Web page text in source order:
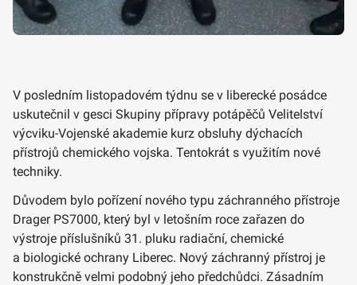
V posledním listopadovém týdnu se v liberecké posádce
uskutečnil v gesci Skupiny přípravy potápěčů Velitelství
výcviku-Vojenské akademie kurz obsluhy dýchacích
přístrojů chemického vojska. Tentokrát s využitím nové
techniky.
Důvodem bylo pořízení nového typu záchranného přístroje
Drager PS7000, který byl v letošním roce zařazen do
výstroje příslušníků 31. pluku radiační, chemické
a biologické ochrany Liberec. Nový záchranný přístroj je
konstrukčně velmi podobný jeho předchůdci. Zásadním